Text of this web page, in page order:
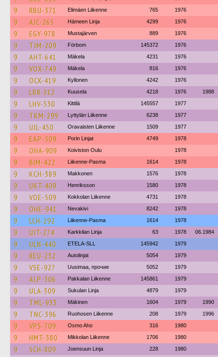
9 RBU-371 Elimäen Liikenne 765 1976
9 AJC-265 Hämeen Linja 4299 1976
9 EGY-978 Mustajärven 889 1976
9 TJM-209 Förbom 145372 1976
9 AHT-641 Mäkela 4231 1976
9 VOX-749 Mäkela 816 1976
9 OCX-419 Kyllonen 4242 1976
9 LBR-312 Kuusela 4218 1976 1988
9 LHV-530 Kittilä 145557 1977
9 TKM-299 Lyttylän Liikenne 6238 1977
9 UJL-450 Oravaisten Liikenne 1509 1977
9 EAP-509 Porin Linjat 4749 1978
9 OHA-909 Koiviston Oulu 1978
9 BIM-422 Liikenne-Pasma 1614 1978
9 KCH-389 Makkonen 1576 1978
9 UKT-409 Henriksson 1580 1978
9 VOE-509 Kokkolan Liikenne 4731 1978
9 OHE-941 Nevakivi 8242 1978
9 LCH-292 Liikenne-Pasma 1614 1978
9 UJT-274 Karkkilan Linja 63 1978 06.1984
9 ULN-440 ETELA-SLL 145942 1979
9 REU-232 Autolinjat 5054 1979
9 VSE-927 Uusimaa, прочие 5052 1979
9 ALP-306 Pakkalan Liikenne 145861 1979
9 ULA-309 Sukulan Linja 4879 1979
9 TML-933 Mäkinen 1604 1979 1990
9 TNC-396 Ruohosen Liikenne 208 1979 1996
9 VPS-709 Osmo Aho 316 1980
9 HMT-380 Mikkolan Liikenne 1706 1980
9 SCH-809 Joensuun Linja 228 1980